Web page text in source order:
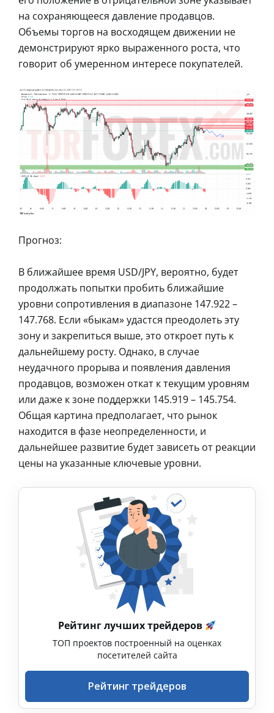
на сохраняющееся давление продавцов.
Объемы торгов на восходящем движении не
демонстрируют ярко выраженного роста, что
говорит об умеренном интересе покупателей.
Прогноз:
В ближайшее время USD/JPY, вероятно, будет
продолжать попытки пробить ближайшие
уровни сопротивления в диапазоне 147.922 –
147.768. Если «быкам» удастся преодолеть эту
зону и закрепиться выше, это откроет путь к
дальнейшему росту. Однако, в случае
неудачного прорыва и появления давления
продавцов, возможен откат к текущим уровням
или даже к зоне поддержки 145.919 – 145.754.
Общая картина предполагает, что рынок
находится в фазе неопределенности, и
дальнейшее развитие будет зависеть от реакции
цены на указанные ключевые уровни.
Рейтинг лучших трейдеров
ТОП проектов построенный на оценках
посетителей сайта
Рейтинг трейдеров